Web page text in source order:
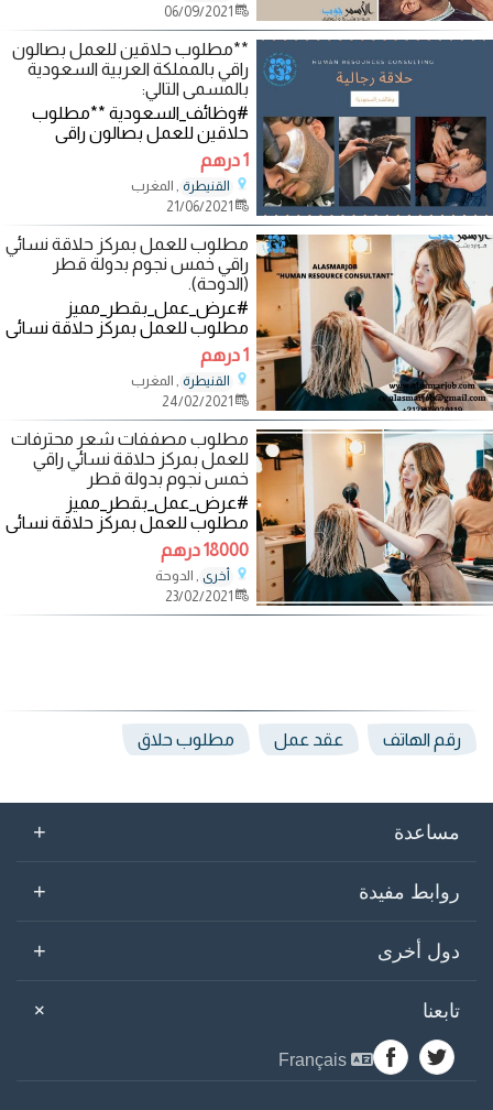
**مطلوب حلاقين للعمل بصالون
راقي بالمملكة العربية السعودية
بالمسمى التالي:
#وظائف_السعودية **مطلوب
حلاقين للعمل بصالون راقي
بالمملكة العربية السعودية
بالمسمى التالي:
1 درهم
القنيطرة , المغرب
مطلوب للعمل بمركز حلاقة نسائي
راقي خمس نجوم بدولة قطر
(الدوحة).
#عرض_عمل_بقطر_مميز
مطلوب للعمل بمركز حلاقة نسائي
راقي خمس نجوم بدولة قطر
(الدوحة).
1 درهم
القنيطرة , المغرب
مطلوب مصففات شعر محترفات
للعمل بمركز حلاقة نسائي راقي
خمس نجوم بدولة قطر
#عرض_عمل_بقطر_مميز
مطلوب للعمل بمركز حلاقة نسائي
راقي خمس نجوم بدولة قطر
(الدوحة).
18000 درهم
أخرى , الدوحة
رقم الهاتف عقد عمل مطلوب حلاق
مساعدة +
روابط مفيدة +
دول أخرى +
تابعنا +